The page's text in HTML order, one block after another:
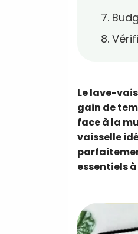
7.
8.
Le lave-
gain de
face à la
vaisselle
essentiels